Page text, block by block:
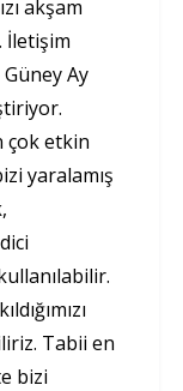
akşam
İletişim
Ay
çok etkin
yaralamış
Tabii en
bizi